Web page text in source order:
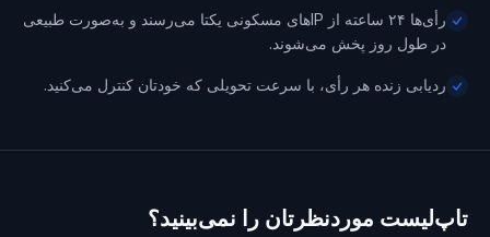
رأی‌ها ۲۴ ساعته از IPهای مسکونی یکتا می‌رسند و به‌صورت طبیعی
در طول روز پخش می‌شوند.
ردیابی زنده هر رأی، با سرعت تحویلی که خودتان کنترل می‌کنید.
تاپ‌لیست موردنظرتان را نمی‌بینید؟